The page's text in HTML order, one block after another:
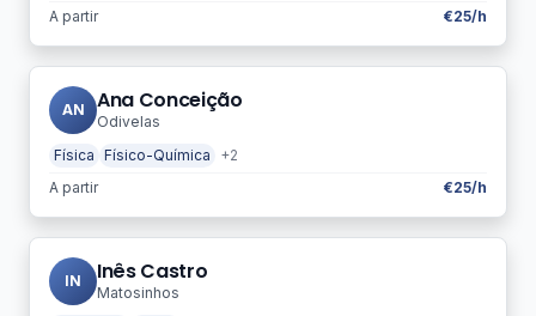
A partir
€25/h
AN Ana Conceição
Odivelas
Física Físico-Química
+2
A partir
€25/h
IN Inês Castro
Matosinhos